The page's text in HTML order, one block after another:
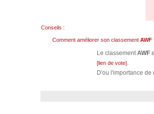
Conseils :
Comment améliorer son classement AWF
Le classementAWF
[lien de vote].
D'ou l'importance